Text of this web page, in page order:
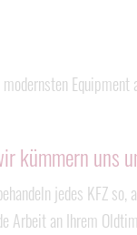
kümmern uns
jedes KFZ
an Ihrem